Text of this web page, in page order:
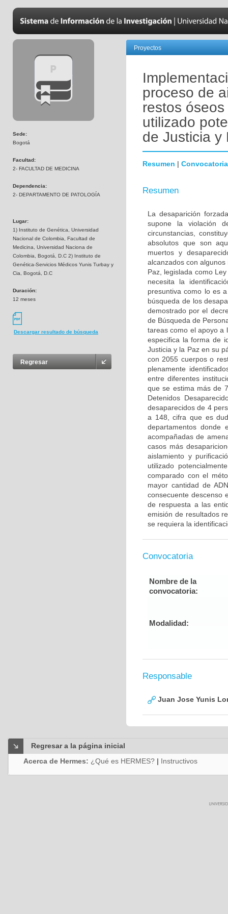
Sede:
Bogotá
Facultad:
2- FACULTAD DE MEDICINA
Dependencia:
2- DEPARTAMENTO DE PATOLOGÍA
Lugar:
1) Instituto de Genética, Universidad
Nacional de Colombia, Facultad de
Medicina, Universidad Naciona de
Colombia, Bogotá, D.C 2) Instituto de
Genética-Servicios Médicos Yunis Turbay y
Cia, Bogotá, D.C
Duración:
12 meses
Descargar resultado de búsqueda
Regresar
Proyectos
proceso de
restos
utilizado
de Justicia y
Resumen | Convocatoria
Resumen
La desaparición
supone la violación
circunstancias,
absolutos que son
muertos y
alcanzados con
Paz, legislada como
necesita la
presuntiva como lo es
búsqueda de los
demostrado por el
de Búsqueda de
tareas como el apoyo a
especifica la forma de
Justicia y la Paz en su
con 2055 cuerpos o
plenamente
entre diferentes
que se estima más de
Detenidos
desaparecidos de 4
a 148, cifra que es
departamentos donde
acompañadas de
casos más
aislamiento y
utilizado
comparado con el
mayor cantidad de
consecuente descenso
de respuesta a las
emisión de resultados
se requiera la
Convocatoria
Nombre de la
convocatoria:
Modalidad:
Responsable
Juan Jose Yunis
Regresar a la página inicial
Acerca de Hermes: ¿Qué es HERMES? | Instructivos